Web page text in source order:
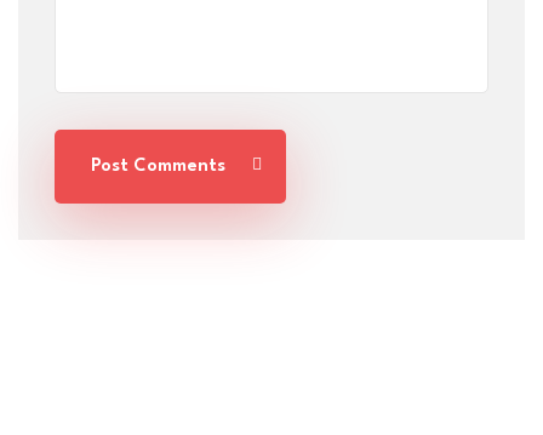
Post Comments